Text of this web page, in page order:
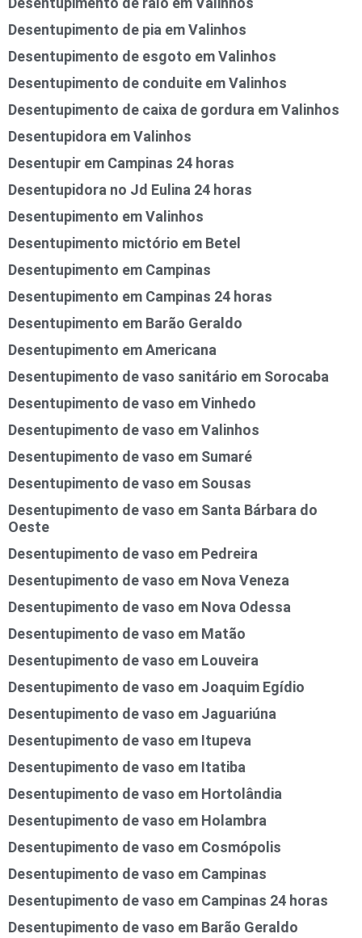
Desentupimento de pia em Valinhos
Desentupimento de esgoto em Valinhos
Desentupimento de conduite em Valinhos
Desentupimento de caixa de gordura em Valinhos
Desentupidora em Valinhos
Desentupir em Campinas 24 horas
Desentupidora no Jd Eulina 24 horas
Desentupimento em Valinhos
Desentupimento mictório em Betel
Desentupimento em Campinas
Desentupimento em Campinas 24 horas
Desentupimento em Barão Geraldo
Desentupimento em Americana
Desentupimento de vaso sanitário em Sorocaba
Desentupimento de vaso em Vinhedo
Desentupimento de vaso em Valinhos
Desentupimento de vaso em Sumaré
Desentupimento de vaso em Sousas
Desentupimento de vaso em Santa Bárbara do
Oeste
Desentupimento de vaso em Pedreira
Desentupimento de vaso em Nova Veneza
Desentupimento de vaso em Nova Odessa
Desentupimento de vaso em Matão
Desentupimento de vaso em Louveira
Desentupimento de vaso em Joaquim Egídio
Desentupimento de vaso em Jaguariúna
Desentupimento de vaso em Itupeva
Desentupimento de vaso em Itatiba
Desentupimento de vaso em Hortolândia
Desentupimento de vaso em Holambra
Desentupimento de vaso em Cosmópolis
Desentupimento de vaso em Campinas
Desentupimento de vaso em Campinas 24 horas
Desentupimento de vaso em Barão Geraldo